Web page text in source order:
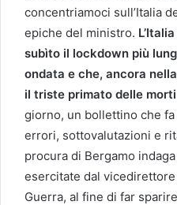
concentriamoci sull’Italia
epiche del ministro.
subìto il lockdown più
ondata e che, ancora
il triste primato delle
giorno, un bollettino che
errori, sottovalutazioni e
procura di Bergamo
esercitate dal vicedirettore
Guerra, al fine di far